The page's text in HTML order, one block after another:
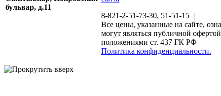
бульвар, д.11
8-821-2-51-73-30, 51-51-15 |
Все цены, указанные на сайте,
могут являться публичной
положениями ст. 437 ГК РФ
Политика конфиденциальности.